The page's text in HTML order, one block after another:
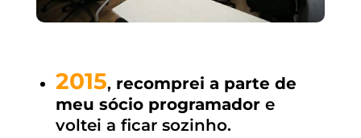
2015, recomprei a parte de
meu sócio programadore
voltei a ficar sozinho.